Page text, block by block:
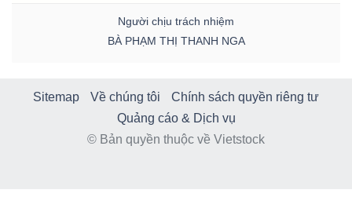
Người chịu trách nhiệm
BÀ PHẠM THỊ THANH NGA
Sitemap Về chúng tôi
Chính sách quyền riêng tư
Quảng cáo & Dịch vụ
© Bản quyền thuộc về Vietstock